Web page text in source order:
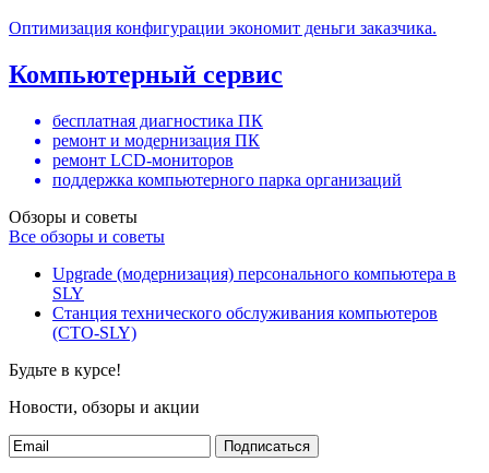
Оптимизация конфигурации экономит деньги заказчика.
Компьютерный сервис
бесплатная диагностика ПК
ремонт и модернизация ПК
ремонт LCD-мониторов
поддержка компьютерного парка организаций
Обзоры и советы
Все обзоры и советы
Upgrade (модернизация) персонального компьютера в
SLY
Станция технического обслуживания компьютеров
(СТО-SLY)
Будьте в курсе!
Новости, обзоры и акции
Подписаться